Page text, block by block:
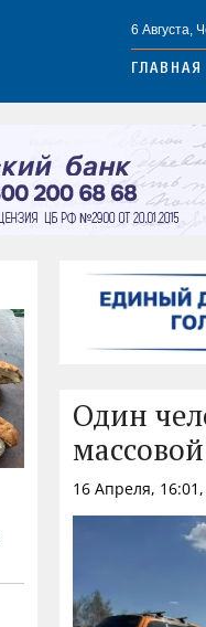
6 Августа,
ГЛАВНАЯ
Один
16 Апреля,